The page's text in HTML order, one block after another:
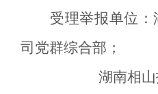
受理举报单位：
司党群综合部；
湖南相